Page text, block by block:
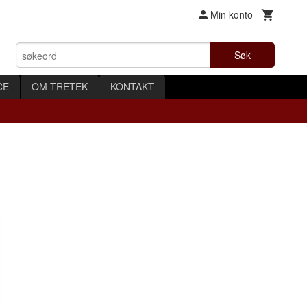
Min konto
Søk
OM TRETEK KONTAKT